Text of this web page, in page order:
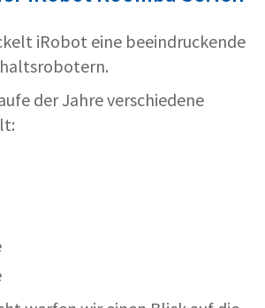
iRobot eine beeindruckende
der Jahre verschiedene